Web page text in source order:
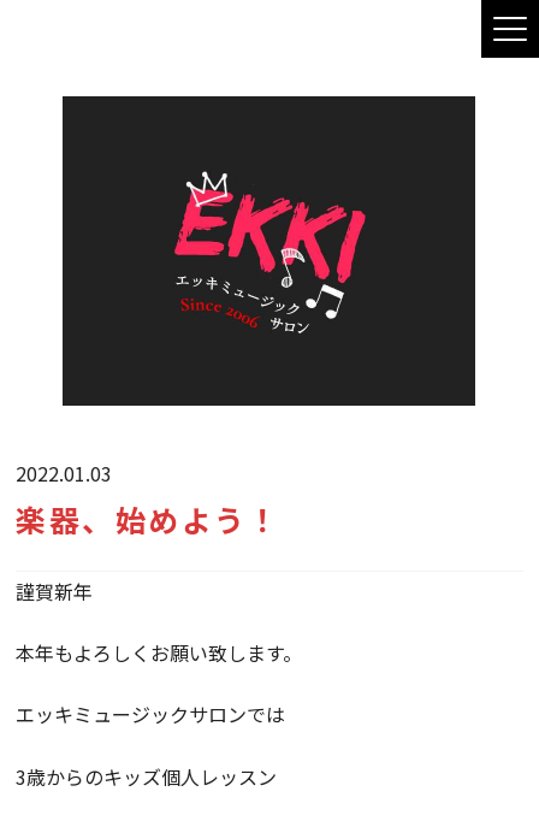
2022.01.03
楽器、始めよう！
謹賀新年
本年もよろしくお願い致します。
エッキミュージックサロンでは
3歳からのキッズ個人レッスン